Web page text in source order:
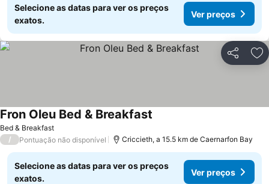
Selecione as datas para ver os preços
exatos.
Ver preços
Partilhar
Bed & Breakfast
Fron Oleu Bed & Breakfast
/ Pontuação não disponível Criccieth, a 15.5 km de Caernarfon Bay
Selecione as datas para ver os preços
exatos.
Ver preços